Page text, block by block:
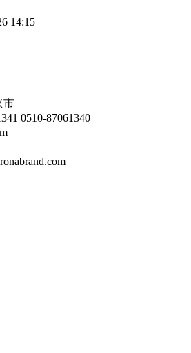
14:15
市
0510-87061340